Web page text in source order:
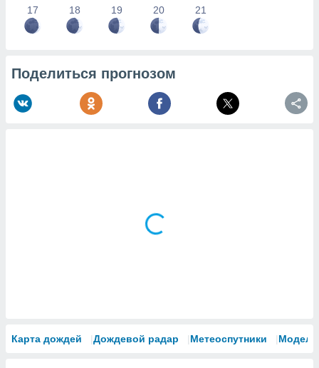
17 18 19 20 21
Поделиться прогнозом
Карта дождей Дождевой радар Метеоспутники Модели